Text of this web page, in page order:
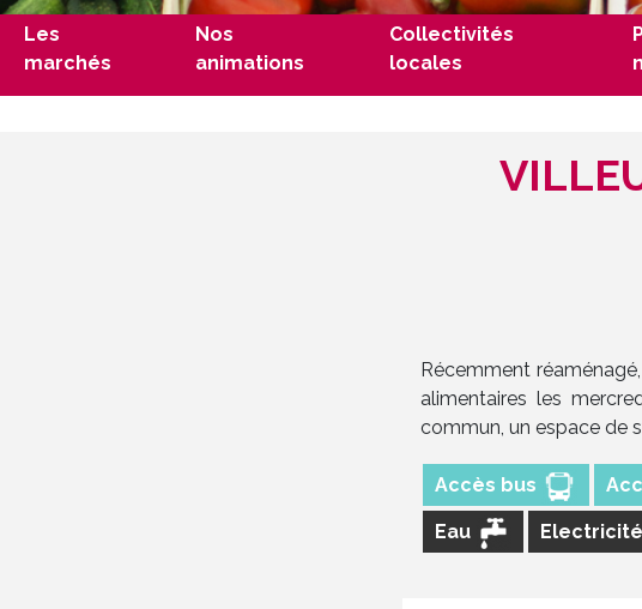
Les
marchés
Nos
animations
Collectivités
locales
Récemment
alimentaires les
commun, un espace de
Accès bus
Eau Electricité